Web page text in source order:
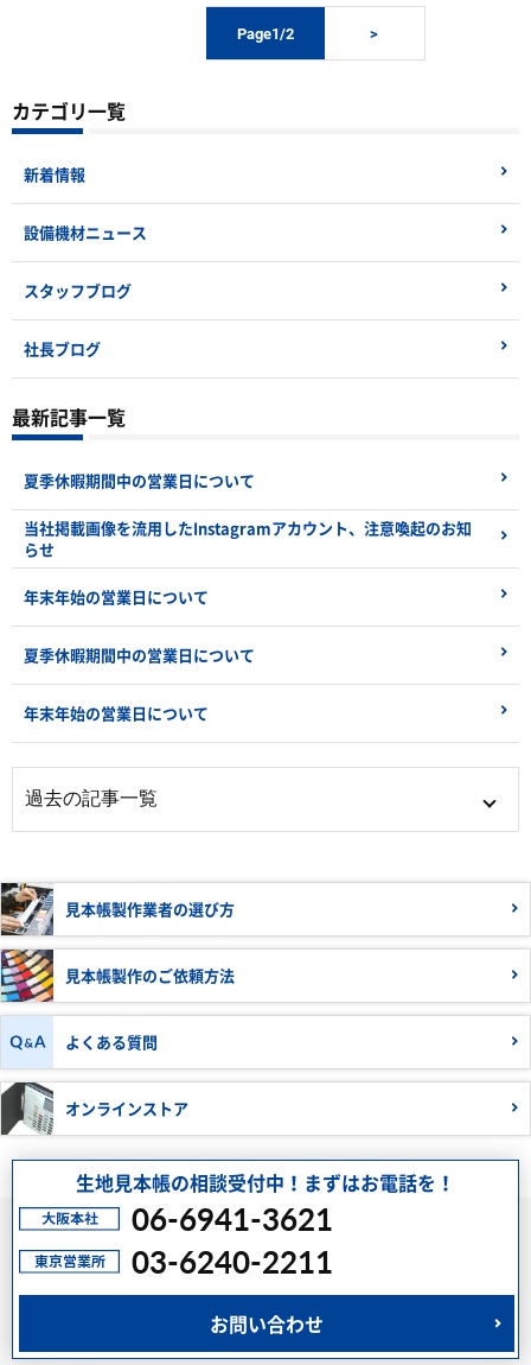
Page1/2 >
カテゴリ一覧
新着情報
設備機材ニュース
スタッフブログ
社長ブログ
最新記事一覧
夏季休暇期間中の営業日について
当社掲載画像を流用したInstagramアカウント、注意喚起のお知
らせ
年末年始の営業日について
夏季休暇期間中の営業日について
年末年始の営業日について
見本帳製作業者の選び方
見本帳製作のご依頼方法
よくある質問
オンラインストア
生地見本帳の相談受付中！まずはお電話を！
06-6941-3621
03-6240-2211
お問い合わせ